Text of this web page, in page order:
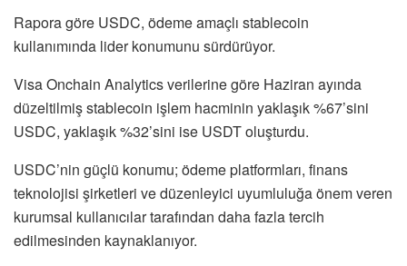
Rapora göre USDC, ödeme amaçlı stablecoin
kullanımında lider konumunu sürdürüyor.
Visa Onchain Analytics verilerine göre Haziran ayında
düzeltilmiş stablecoin işlem hacminin yaklaşık %67’sini
USDC, yaklaşık %32’sini ise USDT oluşturdu.
USDC’nin güçlü konumu; ödeme platformları, finans
teknolojisi şirketleri ve düzenleyici uyumluluğa önem veren
kurumsal kullanıcılar tarafından daha fazla tercih
edilmesinden kaynaklanıyor.